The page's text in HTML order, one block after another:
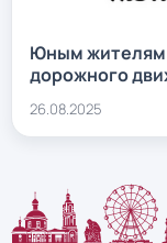
Юным жителям
дорожного
26.08.2025